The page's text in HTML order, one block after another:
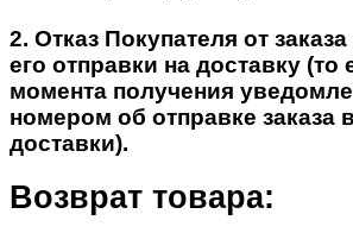
2. Отказ Покупателя от
его отправки на доставку (то
момента получения
номером об отправке заказа
доставки).
Возврат товара: